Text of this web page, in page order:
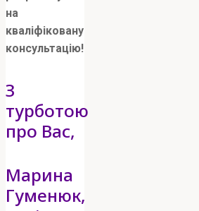
на
кваліфіковану
консультацію!
З
турботою
про Вас,
Марина
Гуменюк,